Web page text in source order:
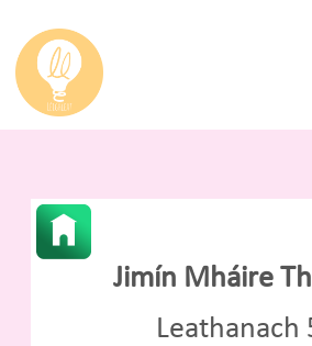
Jimín Mháire
Leathanach